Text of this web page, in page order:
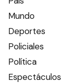
Mundo
Deportes
Policiales
Política
Espectáculos